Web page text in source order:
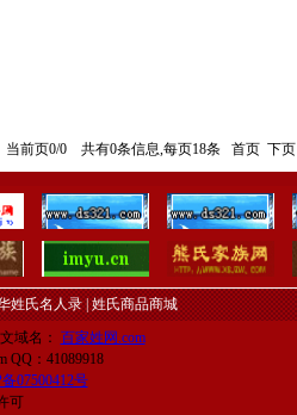
当前页0/0 共有0条信息,每页18条 首页 下页
姓氏名人录|姓氏商品商城
域名： 百家姓网.com
QQ：41089918
07500412号
可